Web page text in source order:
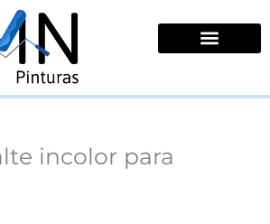
incolor para